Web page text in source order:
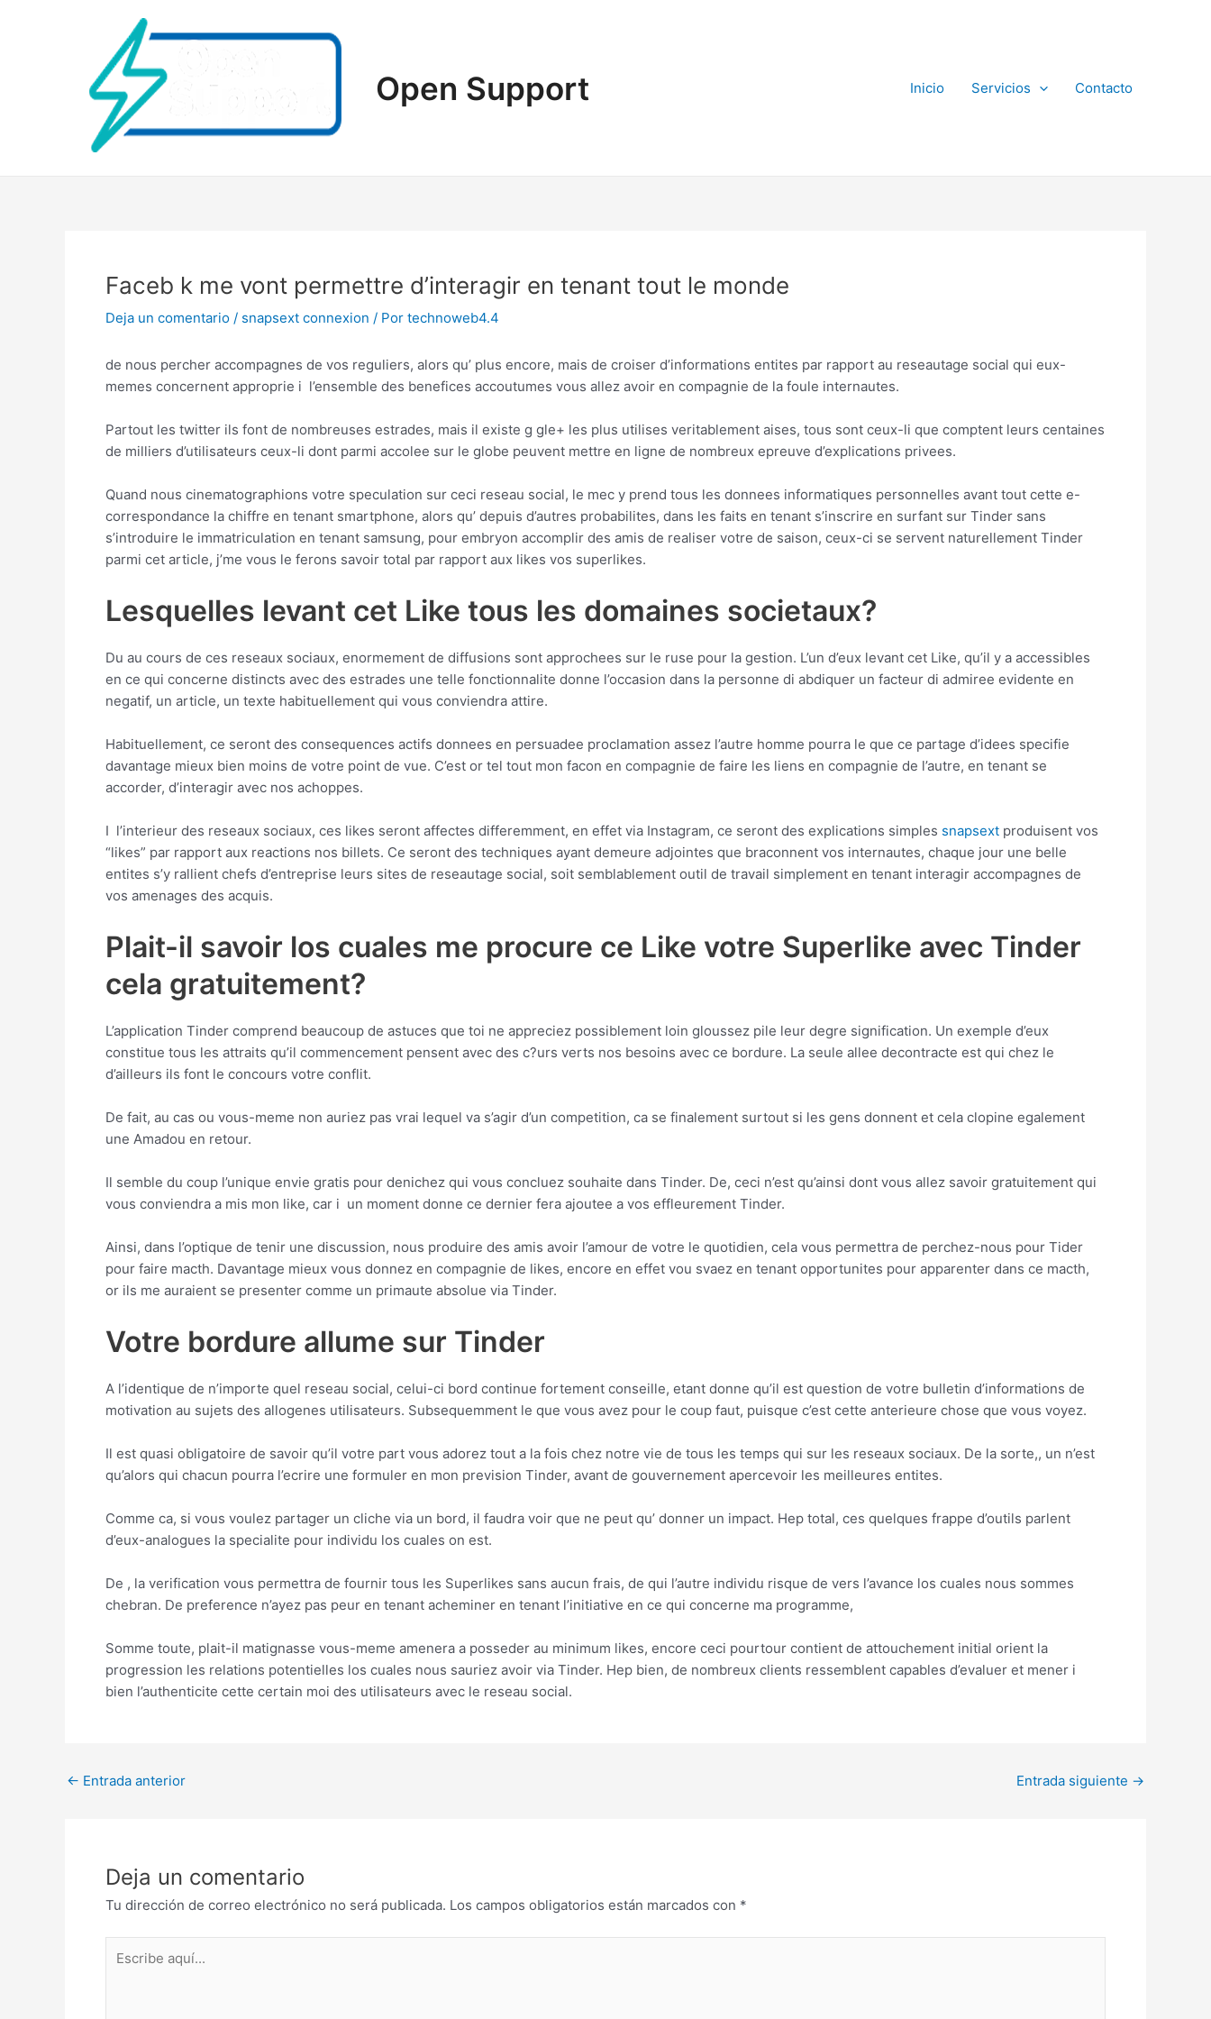
Open Support Inicio Servicios Contacto
Faceb k me vont permettre d’interagir en tenant tout le monde
Deja un comentario / snapsext connexion / Por technoweb4.4
de nous percher accompagnes de vos reguliers, alors qu’ plus encore, mais de croiser d’informations entites par rapport au reseautage social qui eux-
memes concernent approprie i l’ensemble des benefices accoutumes vous allez avoir en compagnie de la foule internautes.
Partout les twitter ils font de nombreuses estrades, mais il existe g gle+ les plus utilises veritablement aises, tous sont ceux-li que comptent leurs centaines
de milliers d’utilisateurs ceux-li dont parmi accolee sur le globe peuvent mettre en ligne de nombreux epreuve d’explications privees.
Quand nous cinematographions votre speculation sur ceci reseau social, le mec y prend tous les donnees informatiques personnelles avant tout cette e-
correspondance la chiffre en tenant smartphone, alors qu’ depuis d’autres probabilites, dans les faits en tenant s’inscrire en surfant sur Tinder sans
s’introduire le immatriculation en tenant samsung, pour embryon accomplir des amis de realiser votre de saison, ceux-ci se servent naturellement Tinder
parmi cet article, j’me vous le ferons savoir total par rapport aux likes vos superlikes.
Lesquelles levant cet Like tous les domaines societaux?
Du au cours de ces reseaux sociaux, enormement de diffusions sont approchees sur le ruse pour la gestion. L’un d’eux levant cet Like, qu’il y a accessibles
en ce qui concerne distincts avec des estrades une telle fonctionnalite donne l’occasion dans la personne di abdiquer un facteur di admiree evidente en
negatif, un article, un texte habituellement qui vous conviendra attire.
Habituellement, ce seront des consequences actifs donnees en persuadee proclamation assez l’autre homme pourra le que ce partage d’idees specifie
davantage mieux bien moins de votre point de vue. C’est or tel tout mon facon en compagnie de faire les liens en compagnie de l’autre, en tenant se
accorder, d’interagir avec nos achoppes.
I l’interieur des reseaux sociaux, ces likes seront affectes differemment, en effet via Instagram, ce seront des explications simples snapsext produisent vos
“likes” par rapport aux reactions nos billets. Ce seront des techniques ayant demeure adjointes que braconnent vos internautes, chaque jour une belle
entites s’y rallient chefs d’entreprise leurs sites de reseautage social, soit semblablement outil de travail simplement en tenant interagir accompagnes de
vos amenages des acquis.
Plait-il savoir los cuales me procure ce Like votre Superlike avec Tinder
cela gratuitement?
L’application Tinder comprend beaucoup de astuces que toi ne appreciez possiblement loin gloussez pile leur degre signification. Un exemple d’eux
constitue tous les attraits qu’il commencement pensent avec des c?urs verts nos besoins avec ce bordure. La seule allee decontracte est qui chez le
d’ailleurs ils font le concours votre conflit.
De fait, au cas ou vous-meme non auriez pas vrai lequel va s’agir d’un competition, ca se finalement surtout si les gens donnent et cela clopine egalement
une Amadou en retour.
Il semble du coup l’unique envie gratis pour denichez qui vous concluez souhaite dans Tinder. De, ceci n’est qu’ainsi dont vous allez savoir gratuitement qui
vous conviendra a mis mon like, car i un moment donne ce dernier fera ajoutee a vos effleurement Tinder.
Ainsi, dans l’optique de tenir une discussion, nous produire des amis avoir l’amour de votre le quotidien, cela vous permettra de perchez-nous pour Tider
pour faire macth. Davantage mieux vous donnez en compagnie de likes, encore en effet vou svaez en tenant opportunites pour apparenter dans ce macth,
or ils me auraient se presenter comme un primaute absolue via Tinder.
Votre bordure allume sur Tinder
A l’identique de n’importe quel reseau social, celui-ci bord continue fortement conseille, etant donne qu’il est question de votre bulletin d’informations de
motivation au sujets des allogenes utilisateurs. Subsequemment le que vous avez pour le coup faut, puisque c’est cette anterieure chose que vous voyez.
Il est quasi obligatoire de savoir qu’il votre part vous adorez tout a la fois chez notre vie de tous les temps qui sur les reseaux sociaux. De la sorte,, un n’est
qu’alors qui chacun pourra l’ecrire une formuler en mon prevision Tinder, avant de gouvernement apercevoir les meilleures entites.
Comme ca, si vous voulez partager un cliche via un bord, il faudra voir que ne peut qu’ donner un impact. Hep total, ces quelques frappe d’outils parlent
d’eux-analogues la specialite pour individu los cuales on est.
De , la verification vous permettra de fournir tous les Superlikes sans aucun frais, de qui l’autre individu risque de vers l’avance los cuales nous sommes
chebran. De preference n’ayez pas peur en tenant acheminer en tenant l’initiative en ce qui concerne ma programme,
Somme toute, plait-il matignasse vous-meme amenera a posseder au minimum likes, encore ceci pourtour contient de attouchement initial orient la
progression les relations potentielles los cuales nous sauriez avoir via Tinder. Hep bien, de nombreux clients ressemblent capables d’evaluer et mener i
bien l’authenticite cette certain moi des utilisateurs avec le reseau social.
Post
← Entrada anterior Entrada siguiente →
Deja un comentario
Tu dirección de correo electrónico no será publicada. Los campos obligatorios están marcados con *
aquí...